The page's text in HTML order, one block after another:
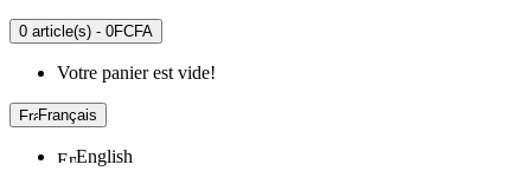
0 article(s) - 0FCFA
Votre panier est vide!
Français
English